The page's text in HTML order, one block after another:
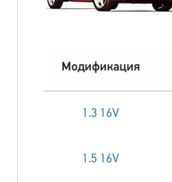
Модификация
1.3 16V
1.5 16V